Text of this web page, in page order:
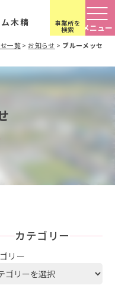
木精
一覧> お知らせ > ブルーメッセ
事業所を
検索
カテゴリー
リー